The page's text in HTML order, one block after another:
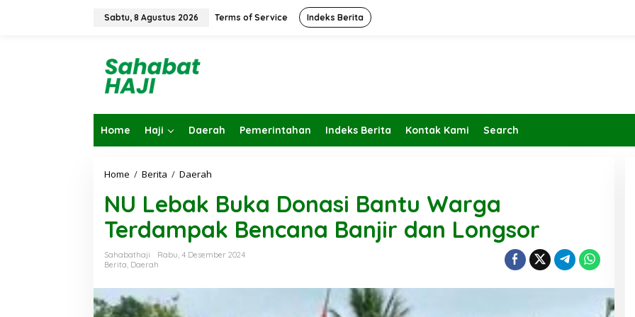
Sabtu, 8 Agustus 2026 Terms of Service Indeks Berita
Home Haji Daerah Pemerintahan Indeks Berita Kontak Kami Search
Home / Berita / Daerah
e
b
a
k
k
NU Lebak Buka Donasi Bantu Warga
Terdampak Bencana Banjir dan Longsor
Sahabathaji
Rabu, 4 Desember 2024
Berita, Daerah